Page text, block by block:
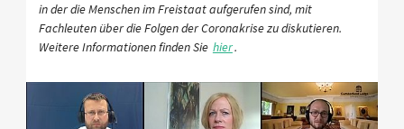
in der die Menschen im Freistaat aufgerufen sind, mit
Fachleuten über die Folgen der Coronakrise zu diskutieren.
Weitere Informationen finden Sie hier.